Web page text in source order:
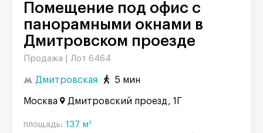
Помещение под офис с
панорамными окнами в
Дмитровском проезде
Продажа | Лот 6464
Дмитровская 5 мин
Москва Дмитровский проезд, 1Г
площадь: 137 м²